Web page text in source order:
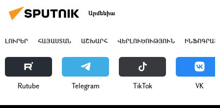
Արմենիա
ԼՈՒՐԵՐ ՀԱՅԱՍՏԱՆ ԱՇԽԱՐՀ ՎԵՐԼՈՒԾՈՒԹՅՈՒՆ
Rutube Telegram ТikТоk VK